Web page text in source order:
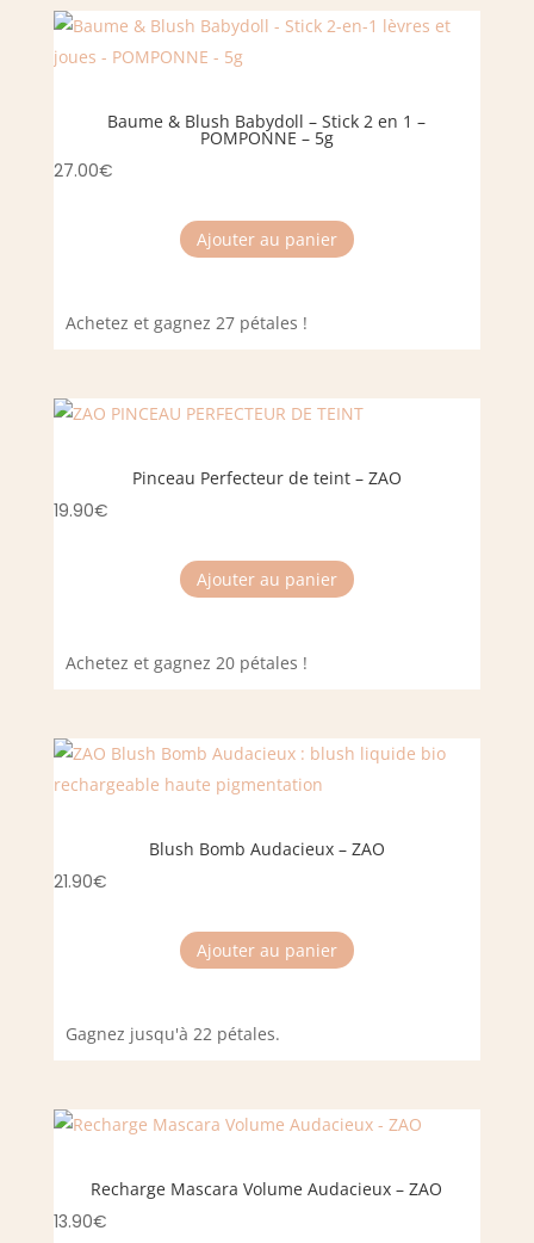
Baume & Blush Babydoll – Stick 2 en 1 –
POMPONNE – 5g
27.00€
Ajouter au panier
Achetez et gagnez 27 pétales !
Pinceau Perfecteur de teint – ZAO
19.90€
Ajouter au panier
Achetez et gagnez 20 pétales !
Blush Bomb Audacieux – ZAO
21.90€
Ajouter au panier
Gagnez jusqu'à 22 pétales.
Recharge Mascara Volume Audacieux – ZAO
13.90€